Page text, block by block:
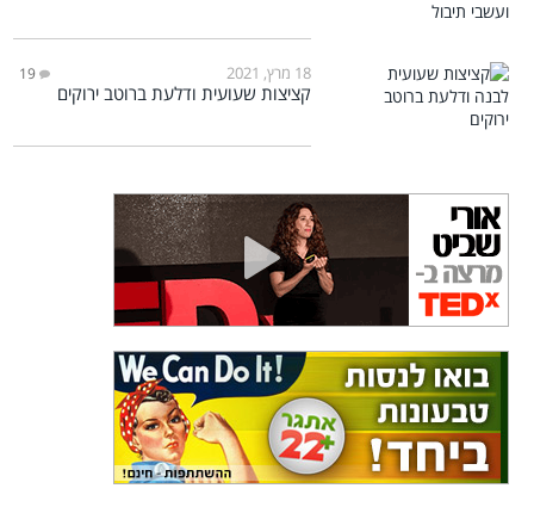
18 מרץ, 2021 19
קציצות שעועית ודלעת ברוטב ירוקים